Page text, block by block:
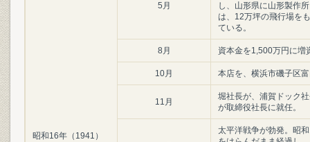
昭和16年（1941）
5月
し、山形県に山形製作
は、12万坪の飛行場を
ている。
8月 資本金を1,500万円に増
10月 本店を、横浜市磯子区
11月
堀社長が、浦賀ドック
が取締役社長に就任。
太平洋戦争が勃発。昭